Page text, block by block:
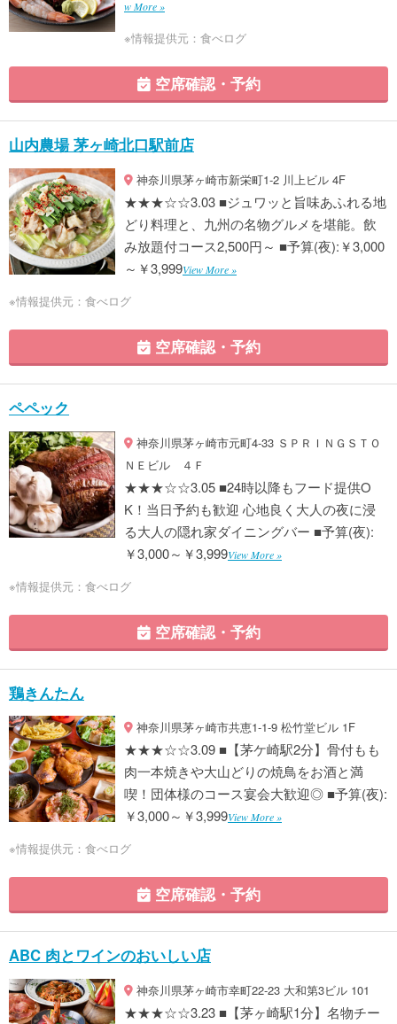
w More »
※情報提供元：食べログ
空席確認・予約
山内農場 茅ヶ崎北口駅前店
神奈川県茅ヶ崎市新栄町1-2 川上ビル 4F
★★★☆☆3.03 ■ジュワッと旨味あふれる地
どり料理と、九州の名物グルメを堪能。飲
み放題付コース2,500円～ ■予算(夜):￥3,000
～￥3,999View More »
※情報提供元：食べログ
空席確認・予約
ペペック
神奈川県茅ヶ崎市元町4-33 ＳＰＲＩＮＧＳＴＯ
ＮＥビル ４Ｆ
★★★☆☆3.05 ■24時以降もフード提供O
K！当日予約も歓迎 心地良く大人の夜に浸
る大人の隠れ家ダイニングバー ■予算(夜):
￥3,000～￥3,999View More »
※情報提供元：食べログ
空席確認・予約
鶏きんたん
神奈川県茅ヶ崎市共恵1-1-9 松竹堂ビル 1F
★★★☆☆3.09 ■【茅ケ崎駅2分】骨付もも
肉一本焼きや大山どりの焼鳥をお酒と満
喫！団体様のコース宴会大歓迎◎ ■予算(夜):
￥3,000～￥3,999View More »
※情報提供元：食べログ
空席確認・予約
ABC 肉とワインのおいしい店
神奈川県茅ヶ崎市幸町22-23 大和第3ビル 101
★★★☆☆3.23 ■【茅ヶ崎駅1分】名物チー